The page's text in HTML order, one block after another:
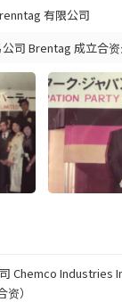
有限公司
司 Brentag 成立合
Chemco Industries
）